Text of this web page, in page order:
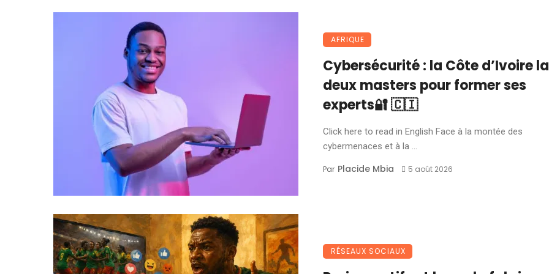
AFRIQUE
Cybersécurité : la Côte d’Ivoire
deux masters pour former ses
experts🔐 🇨🇮
Click here to read in English Face à la montée des
cybermenaces et à la ...
Par Placide Mbia 5 août 2026
RÉSEAUX SOCIAUX